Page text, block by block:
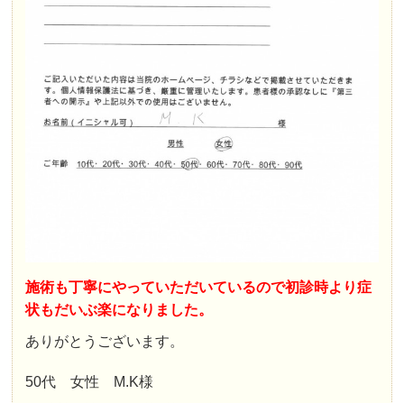
施術も丁寧にやっていただいているので初診時より症
状もだいぶ楽になりました。
ありがとうございます。
50代 女性 M.K様